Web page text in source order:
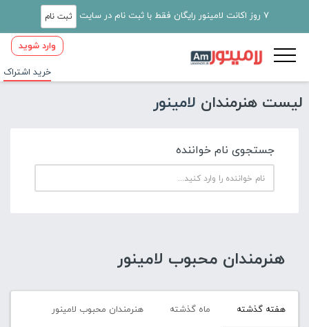
7 روز اکانت لامینور رایگان فقط با ثبت نام در سایت ثبت نام
وارد شوید
خرید اشتراک
لیست هنرمندان لامینور
جستجوی نام خواننده
هنرمندان محبوب لامینور
هفته گذشته ماه گذشته هنرمندان محبوب لامینور